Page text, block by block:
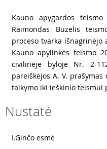
Kauno apygardos
Raimondas Buzelis
proceso tvarka išnagrinėjo
Kauno apylinkės teismo
civilinėje byloje Nr. 2-
pareiškėjos A. V.
taikymo iki ieškinio teismui
Nustatė
I.Ginčo esmė